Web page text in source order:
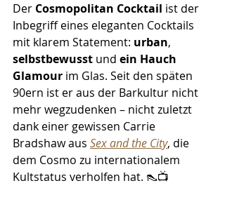
Der Cosmopolitan Cocktail ist der
Inbegriff eines eleganten Cocktails
mit klarem Statement: urban,
selbstbewusst und ein Hauch
Glamour im Glas. Seit den späten
90ern ist er aus der Barkultur nicht
mehr wegzudenken – nicht zuletzt
dank einer gewissen Carrie
Bradshaw aus Sex and the City, die
dem Cosmo zu internationalem
Kultstatus verholfen hat. 👠📺